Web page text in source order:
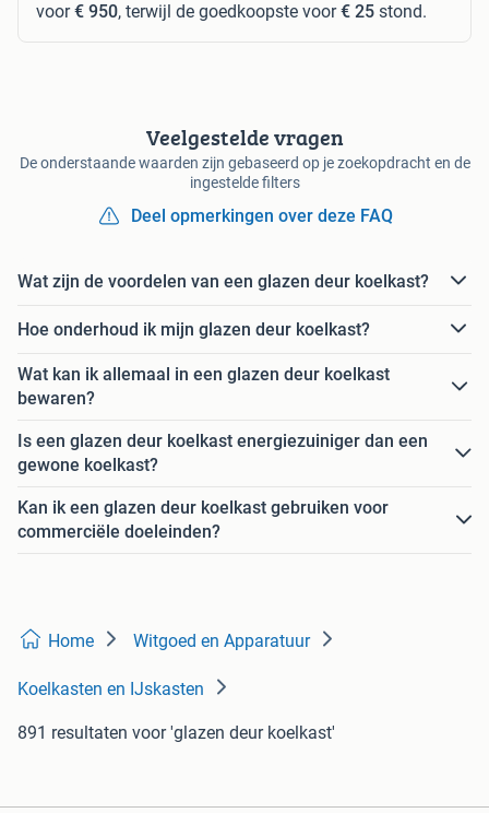
voor€ 950, terwijl de goedkoopste voor€ 25 stond.
Veelgestelde vragen
De onderstaande waarden zijn gebaseerd op je zoekopdracht en de
ingestelde filters
Deel opmerkingen over deze FAQ
Wat zijn de voordelen van een glazen deur koelkast?
Hoe onderhoud ik mijn glazen deur koelkast?
Wat kan ik allemaal in een glazen deur koelkast
bewaren?
Is een glazen deur koelkast energiezuiniger dan een
gewone koelkast?
Kan ik een glazen deur koelkast gebruiken voor
commerciële doeleinden?
Home Witgoed en Apparatuur
Koelkasten en IJskasten
891 resultaten voor 'glazen deur koelkast'